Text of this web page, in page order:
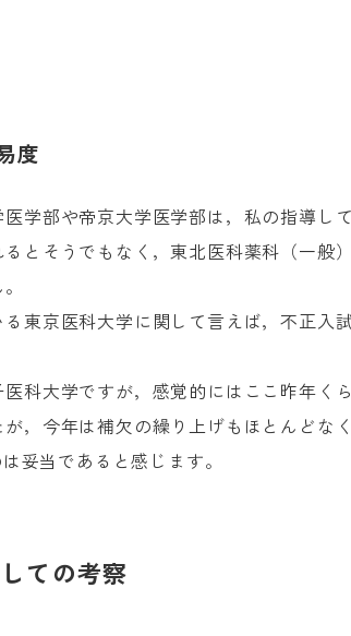
度
学部や帝京大学医学部は，私の指導し
とそうでもなく，東北医科薬科（一般
東京医科大学に関して言えば，不正入
科大学ですが，感覚的にはここ昨年く
，今年は補欠の繰り上げもほとんどな
妥当であると感じます。
ての考察